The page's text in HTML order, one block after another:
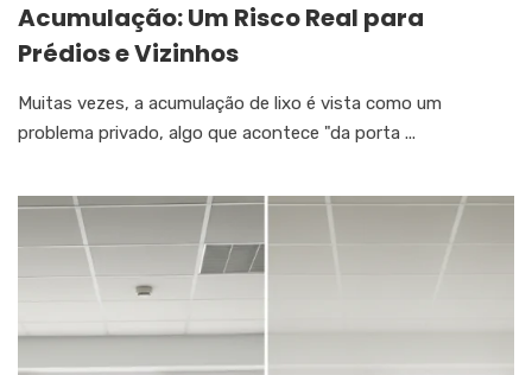
Acumulação: Um Risco Real para
Prédios e Vizinhos
Muitas vezes, a acumulação de lixo é vista como um
problema privado, algo que acontece "da porta ...